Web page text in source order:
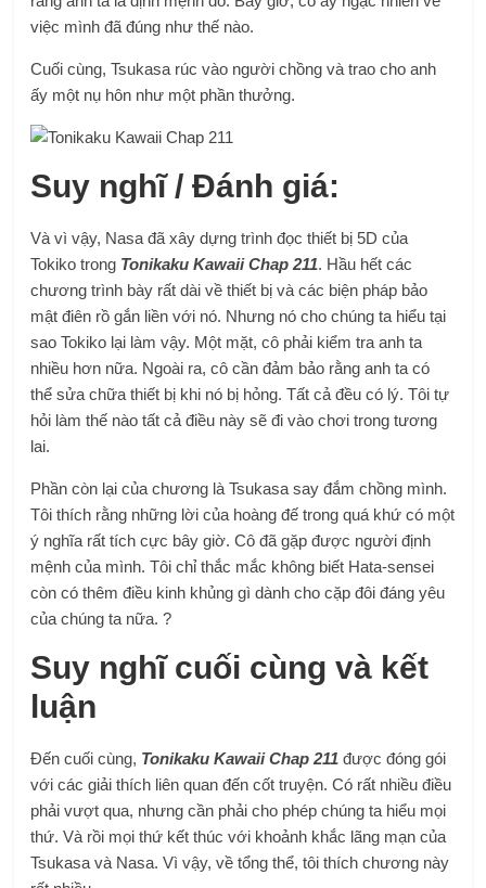
việc mình đã đúng như thế nào.
Cuối cùng, Tsukasa rúc vào người chồng và trao cho anh
ấy một nụ hôn như một phần thưởng.
Suy nghĩ / Đánh giá:
Và vì vậy, Nasa đã xây dựng trình đọc thiết bị 5D của
Tokiko trong Tonikaku Kawaii Chap 211. Hầu hết các
chương trình bày rất dài về thiết bị và các biện pháp bảo
mật điên rồ gắn liền với nó. Nhưng nó cho chúng ta hiểu tại
sao Tokiko lại làm vậy. Một mặt, cô phải kiểm tra anh ta
nhiều hơn nữa. Ngoài ra, cô cần đảm bảo rằng anh ta có
thể sửa chữa thiết bị khi nó bị hỏng. Tất cả đều có lý. Tôi tự
hỏi làm thế nào tất cả điều này sẽ đi vào chơi trong tương
lai.
Phần còn lại của chương là Tsukasa say đắm chồng mình.
Tôi thích rằng những lời của hoàng đế trong quá khứ có một
ý nghĩa rất tích cực bây giờ. Cô đã gặp được người định
mệnh của mình. Tôi chỉ thắc mắc không biết Hata-sensei
còn có thêm điều kinh khủng gì dành cho cặp đôi đáng yêu
của chúng ta nữa. ?
Suy nghĩ cuối cùng và kết
luận
Đến cuối cùng, Tonikaku Kawaii Chap 211 được đóng gói
với các giải thích liên quan đến cốt truyện. Có rất nhiều điều
phải vượt qua, nhưng cần phải cho phép chúng ta hiểu mọi
thứ. Và rồi mọi thứ kết thúc với khoảnh khắc lãng mạn của
Tsukasa và Nasa. Vì vậy, về tổng thể, tôi thích chương này